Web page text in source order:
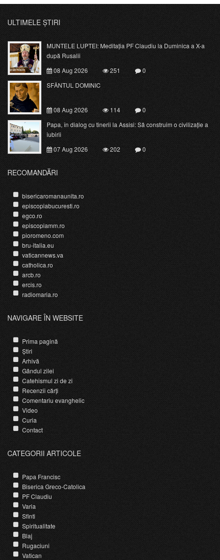
ULTIMELE ȘTIRI
MUNTELE LUPTEI: Meditația PF Claudiu la Duminica a X-a
după Rusalii
08 Aug 2026
251
0
SFÂNTUL DOMINIC
08 Aug 2026 114
0
Papa, în dialog cu tinerii la Assisi: Să construim o civilizație a
iubirii
07 Aug 2026
202 0
RECOMANDĂRI
bisericaromanaunita.ro
episcopiabucuresti.ro
egco.ro
episcopiamm.ro
pioromeno.com
bru-italia.eu
vaticannews.va
catholica.ro
arcb.ro
ercis.ro
radiomaria.ro
NAVIGARE ÎN WEBSITE
Prima pagină
Știri
Arhivă
Gândul zilei
Catehismul zi de zi
Recenzii cărți
Comentariu evanghelic
Video
Curia
Contact
CATEGORII ARTICOLE
Papa Francisc
Biserica Greco-Catolica
PF Claudiu
Varia
Sfinti
Spiritualitate
Blaj
Rugaciuni
Vatican